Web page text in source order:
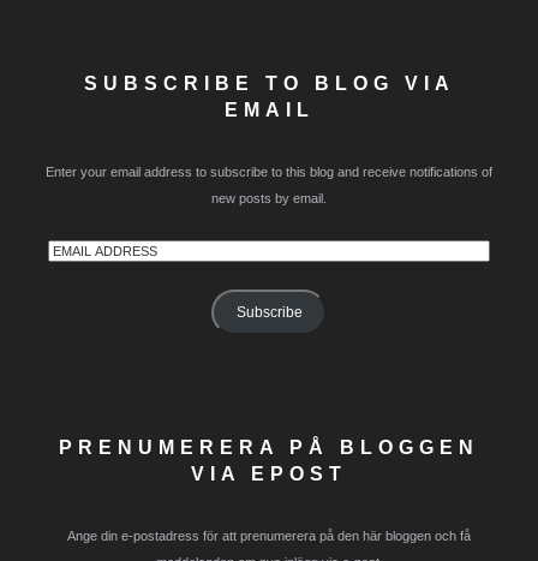
SUBSCRIBE TO BLOG VIA
EMAIL
Enter your email address to subscribe to this blog and receive notifications of
new posts by email.
Email
Subscribe
PRENUMERERA PÅ BLOGGEN
VIA EPOST
Ange din e-postadress för att prenumerera på den här bloggen och få